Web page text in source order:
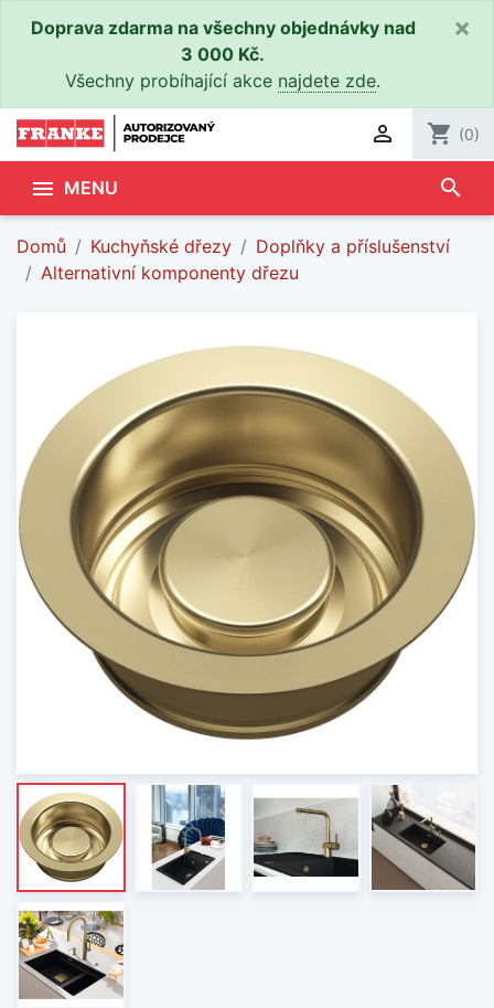
Doprava zdarma na všechny objednávky nad
3 000 Kč.
Všechny probíhající akce najdete zde.
×
 shopping_cart (0)
 MENU search
Domů Kuchyňské dřezy
Doplňky a příslušenství
Alternativní komponenty dřezu